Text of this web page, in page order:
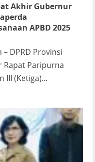
Akhir Gubernur
APBD 2025
DPRD Provinsi
Rapat Paripurna
III (Ketiga)...